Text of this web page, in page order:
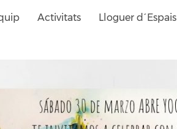
Activitats Lloguer d´Espais